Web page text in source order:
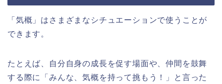
「気概」はさまざまなシチュエーションで使うことが
できます。
たとえば、自分自身の成長を促す場面や、仲間を鼓舞
する際に「みんな、気概を持って挑もう！」と言った